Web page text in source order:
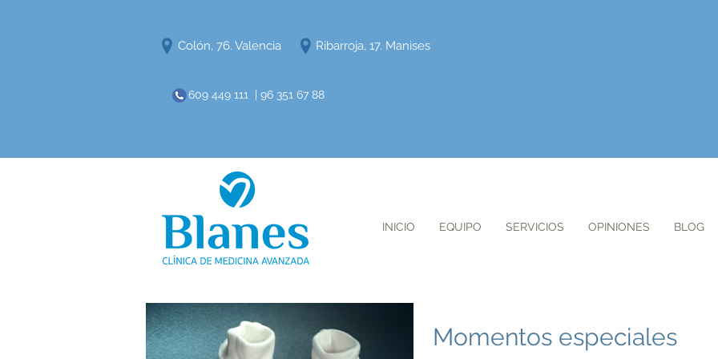
Colón, 76. Valencia Ribarroja, 17. Manises
609 449 111 | 96 351 67 88
INICIO EQUIPO SERVICIOS OPINIONES BLOG
Momentos especiales